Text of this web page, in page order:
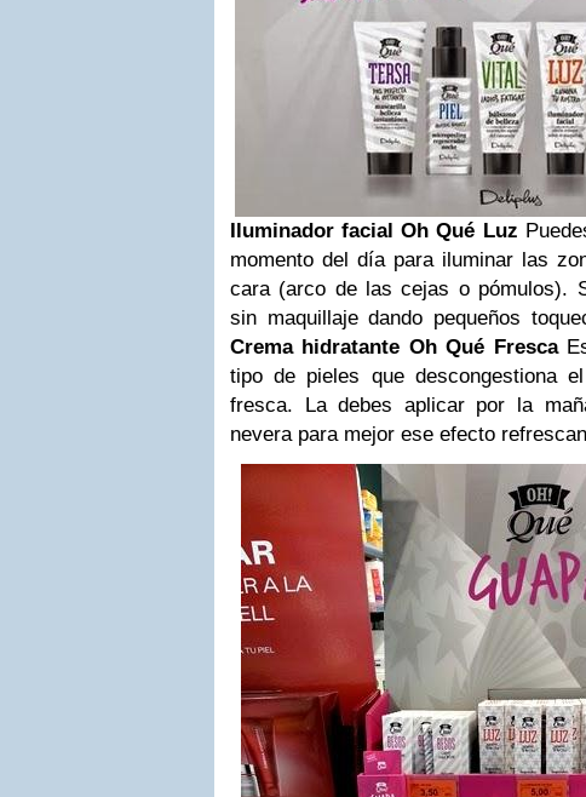
Iluminador facial Oh Qué Luz
momento del día para iluminar las
cara (arco de las cejas o pómulos).
sin maquillaje dando pequeños
Crema hidratante Oh Qué Fresca
tipo de pieles que descongestiona
fresca. La debes aplicar por la
nevera para mejor ese efecto